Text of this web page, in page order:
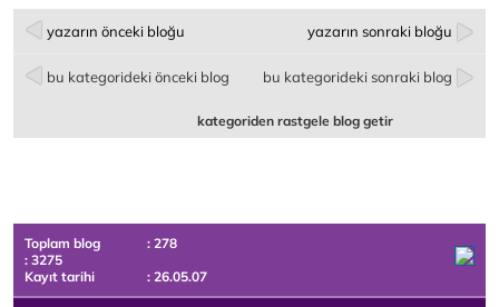
yazarın önceki bloğu yazarın sonraki bloğu
bu kategorideki önceki blog bu kategorideki sonraki blog
kategoriden rastgele blog getir
Toplam blog
: 278
: 3275
Kayıt tarihi
: 26.05.07